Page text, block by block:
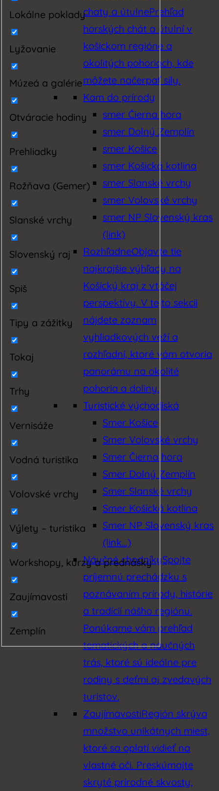
Lokálne poklady
Lyžovanie
Múzeá a galérie
Otváracie hodiny
Prehliadky
Rožňava (Gemer)
Slanské vrchy
Slovenský raj
Spiš
Tipy a zážitky
Tokaj
Trhy
Vernisáže
Vodná turistika
Volovské vrchy
Výlety – turistika
Workshopy, kurzy a prednášky
Zaujímavosti
Zemplín
chaty a útulnePrehľad
horských chát a útulní v
košickom regióne a
okolitých pohoriach, kde
môžete načerpať sily.
Kam do prírody
smer Čierna hora
smer Dolný Zemplín
smer Košice
smer Košická kotlina
smer Slanské vrchy
smer Volovské vrchy
smer NP Slovenský kras
(link)
RozhľadneObjavte tie
najkrajšie výhľady na
Košický kraj z vtáčej
perspektívy. V tejto sekcii
nájdete zoznam
vyhliadkových veží a
rozhľadní, ktoré vám otvoria
panorámu na okolité
pohoria a doliny.
Turistické východiská
Smer Košice
Smer Volovské vrchy
Smer Čierna hora
Smer Dolný Zemplín
Smer Slanské vrchy
Smer Košická kotlina
Smer NP Slovenský kras
(link…)
Náučné chodníkySpojte
príjemnú prechádzku s
poznávaním prírody, histórie
a tradícií nášho regiónu.
Ponúkame vám prehľad
tematických a náučných
trás, ktoré sú ideálne pre
rodiny s deťmi aj zvedavých
turistov.
ZaujímavostiRegión skrýva
množstvo unikátnych miest,
ktoré sa oplatí vidieť na
vlastné oči. Preskúmajte
skryté prírodné skvosty,